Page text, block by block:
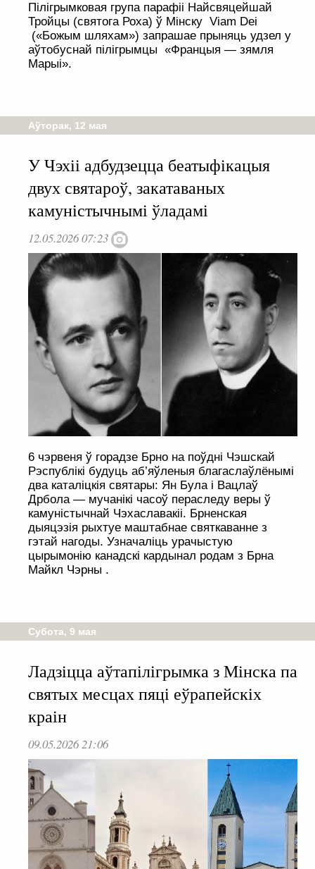
Пілігрымковая група парафіі Найсвяцейшай
Тройцы (святога Роха) ў Мінску Viam Dei
(«Божым шляхам») запрашае прыняць удзел у
аўтобуснай пілігрымцы «Францыя — зямля
Марыі».
Аўторак, 12 мая
У Чэхіі адбудзецца беатыфікацыя
двух святароў, закатаваных
камуністычнымі ўладамі
12.05.2026 07:23
6 чэрвеня ў горадзе Брно на поўдні Чэшскай
Рэспублікі будуць аб’яўленыя благаслаўлёнымі
два каталіцкія святары: Ян Була і Вацлаў
Дрбола — мучанікі часоў пераследу веры ў
камуністычнай Чэхаславакіі. Брненская
дыяцэзія рыхтуе маштабнае святкаванне з
гэтай нагоды. Узначаліць урачыстую
цырымонію канадскі кардынал родам з Брна
Майкл Чэрны .
Субота, 9 мая
Ладзіцца аўтапілігрымка з Мінска па
святых месцах пяці еўрапейскіх
краін
09.05.2026 21:06